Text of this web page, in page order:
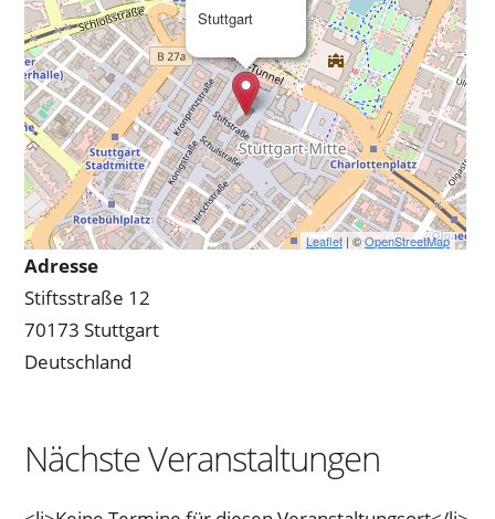
Stuttgart
Leaflet | ©OpenStreetMap
Adresse
Stiftsstraße 12
70173 Stuttgart
Deutschland
Nächste Veranstaltungen